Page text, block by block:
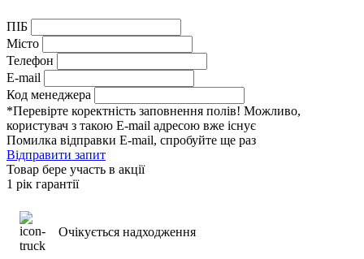
ПІБ
Місто
Телефон
E-mail
Код менеджера
*Перевірте коректність заповнення полів! Можливо,
користувач з такою E-mail адресою вже існує
Помилка відправки E-mail, спробуйте ще раз
Відправити запит
Товар бере участь в акції
1 рік гарантії
Очікується надходження